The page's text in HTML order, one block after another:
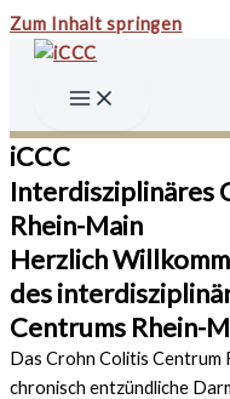
Zum Inhalt springen
iCCC
Interdisziplinäres
Rhein-Main
Herzlich
des
Centrums Rhein-
Das Crohn Colitis
chronisch entzündliche